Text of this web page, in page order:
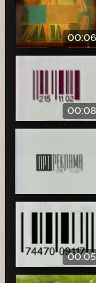
00:06
00:08
00:05